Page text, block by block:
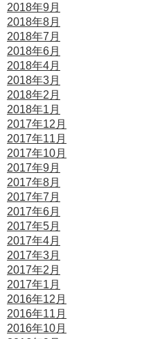
2018年9月
2018年8月
2018年7月
2018年6月
2018年4月
2018年3月
2018年2月
2018年1月
2017年12月
2017年11月
2017年10月
2017年9月
2017年8月
2017年7月
2017年6月
2017年5月
2017年4月
2017年3月
2017年2月
2017年1月
2016年12月
2016年11月
2016年10月